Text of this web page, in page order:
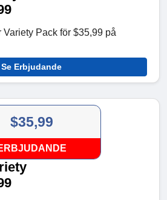
Pack för $35,99 på
Se Erbjudande
$35,99